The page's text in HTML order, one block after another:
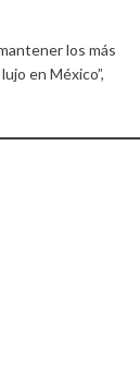
los más
en México”,